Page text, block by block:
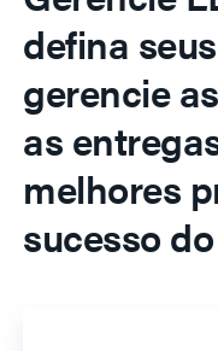
defina
gerencie
as
melhores
sucesso